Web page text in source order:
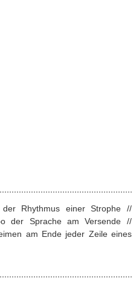
Rhythmus einer Strophe //
der Sprache am Versende //
am Ende jeder Zeile eines